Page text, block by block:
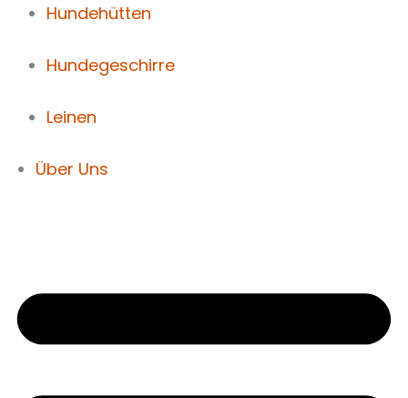
Hundehütten
Hundegeschirre
Leinen
Über Uns